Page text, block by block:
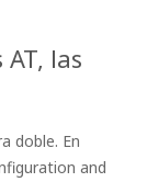
las
doble. En
and